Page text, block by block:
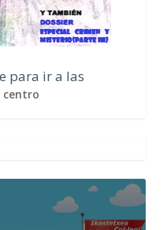
para ir a las
centro